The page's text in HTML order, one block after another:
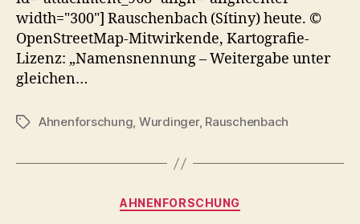
width="300"] Rauschenbach (Sítiny) heute. ©
OpenStreetMap-Mitwirkende, Kartografie-
Lizenz: „Namensnennung – Weitergabe unter
gleichen…
Schlagwörter
Ahnenforschung, Wurdinger, Rauschenbach
Kategorien
AHNENFORSCHUNG